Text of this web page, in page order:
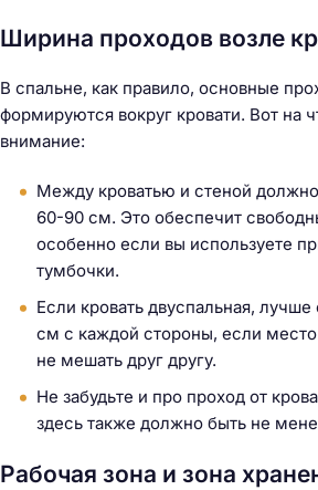
Ширина проходов возле
В спальне, как правило, основные
формируются вокруг кровати. Вот на
внимание:
Между кроватью и стеной
60-90 см. Это обеспечит
особенно если вы используете
тумбочки.
Если кровать двуспальная, лучше
см с каждой стороны, если место
не мешать друг другу.
Не забудьте и про проход от
здесь также должно быть не
Рабочая зона и зона